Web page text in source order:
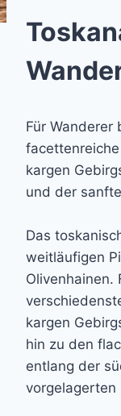
Für Wanderer
kargen
und der
Das
weitläufigen
Olivenhainen.
kargen
hin zu den
entlang der
vorgelagerten